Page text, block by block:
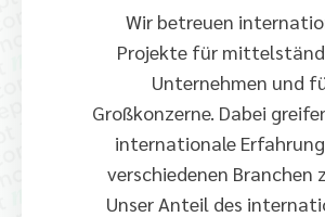
Wir betreuen
Projekte für
Unternehmen und
Großkonzerne. Dabei
internationale
verschiedenen Branchen
Unser Anteil des